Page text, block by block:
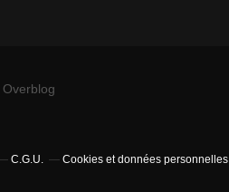
Overblog
C.G.U. Cookies et données personnelles